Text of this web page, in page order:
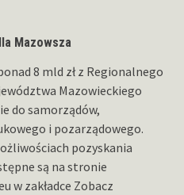
Mazowsza
8 mld zł z Regionalnego
Mazowieckiego
do samorządów,
i pozarządowego.
pozyskania
są na stronie
w zakładce Zobacz